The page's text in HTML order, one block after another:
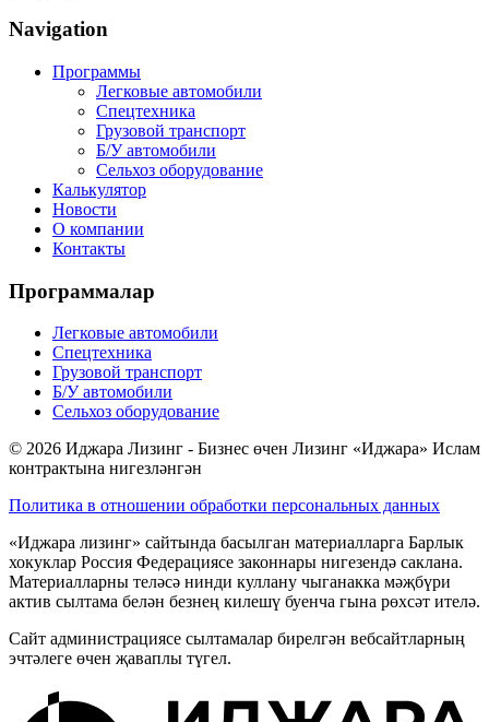
Navigation
Программы
Легковые автомобили
Спецтехника
Грузовой транспорт
Б/У автомобили
Сельхоз оборудование
Калькулятор
Новости
О компании
Контакты
Программалар
Легковые автомобили
Спецтехника
Грузовой транспорт
Б/У автомобили
Сельхоз оборудование
© 2026 Иджара Лизинг - Бизнес өчен Лизинг «Иджара» Ислам
контрактына нигезләнгән
Политика в отношении обработки персональных данных
«Иджара лизинг» сайтында басылган материалларга Барлык
хокуклар Россия Федерациясе законнары нигезендә саклана.
Материалларны теләсә нинди куллану чыганакка мәҗбүри
актив сылтама белән безнең килешү буенча гына рөхсәт ителә.
Сайт администрациясе сылтамалар бирелгән вебсайтларның
эчтәлеге өчен җаваплы түгел.